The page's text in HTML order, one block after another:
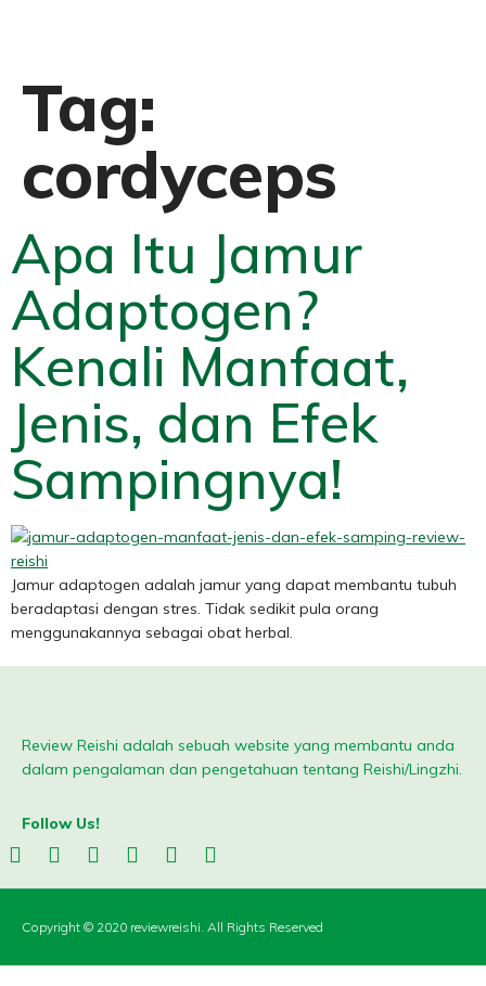
Tag:
cordyceps
Apa Itu Jamur
Adaptogen?
Kenali Manfaat,
Jenis, dan Efek
Sampingnya!
Jamur adaptogen adalah jamur yang dapat membantu tubuh
beradaptasi dengan stres. Tidak sedikit pula orang
menggunakannya sebagai obat herbal.
Review Reishi adalah sebuah website yang membantu anda
dalam pengalaman dan pengetahuan tentang Reishi/Lingzhi.
Follow Us!
Copyright © 2020 reviewreishi. All Rights Reserved